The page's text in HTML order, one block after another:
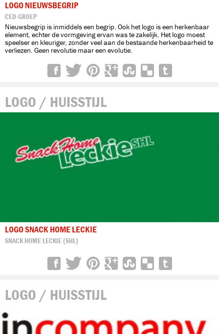
LOGO NIEUWSBEGRIP
CED-GROEP
Nieuwsbegrip is inmiddels een begrip. Ook het logo is een herkenbaar
element, echter de vormgeving ervan was te zakelijk. Het logo moest
speelser en kleuriger, zonder veel aan de bestaande herkenbaarheid te
verliezen. Geen revolutie maar een evolutie.
LOGO / HUISSTIJL
LOGO SNACK HOME LECKIE
SNACK HOME LECKIE (SHL)
LOGO / HUISSTIJL